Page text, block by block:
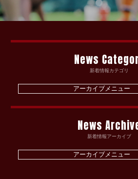
News
新着情報カテゴリ
News
新着情報アーカイブ